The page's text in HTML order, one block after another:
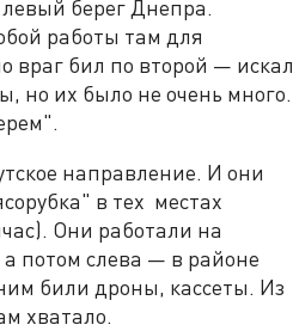
берег Днепра.
работы там для
враг бил по второй — искал
но их было не очень много.
направление. И они
в тех местах
Они работали на
потом слева — в районе
били дроны, кассеты. Из
хватало.